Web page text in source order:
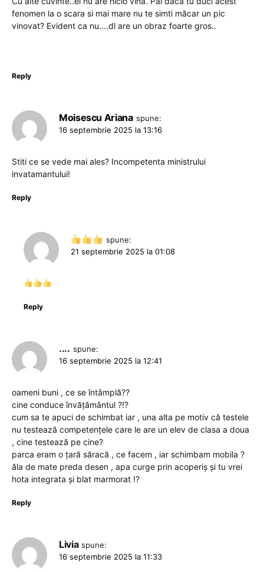
fenomen la o scara si mai mare nu te simti măcar un pic
vinovat? Evident ca nu….dl are un obraz foarte gros..
Reply
Moisescu Ariana spune:
16 septembrie 2025 la 13:16
Stiti ce se vede mai ales? Incompetenta ministrului
invatamantului!
Reply
spune:
21 septembrie 2025 la 01:08
Reply
.... spune:
16 septembrie 2025 la 12:41
oameni buni , ce se întâmplă??
cine conduce învățământul ?!?
cum sa te apuci de schimbat iar , una alta pe motiv că testele
nu testează competențele care le are un elev de clasa a doua
, cine testează pe cine?
parca eram o țară săracă , ce facem , iar schimbam mobila ?
ăla de mate preda desen , apa curge prin acoperiș și tu vrei
hota integrata și blat marmorat !?
Reply
Livia spune:
16 septembrie 2025 la 11:33